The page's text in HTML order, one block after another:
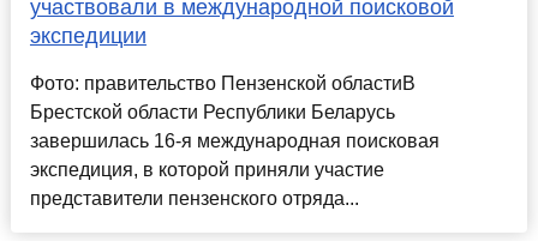
участвовали в международной поисковой
экспедиции
Фото: правительство Пензенской областиВ
Брестской области Республики Беларусь
завершилась 16-я международная поисковая
экспедиция, в которой приняли участие
представители пензенского отряда...